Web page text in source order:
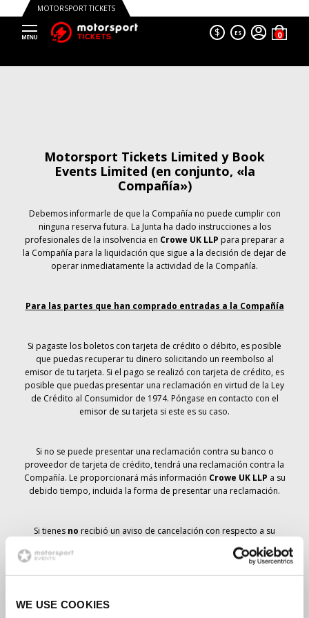
WE USE COOKIES
MOTORSPORT TICKETS
$ ES
Motorsport Tickets Limited y Book
Events Limited (en conjunto, «la
Compañía»)
Debemos informarle de que la Compañía no puede cumplir con
ninguna reserva futura. La Junta ha dado instrucciones a los
profesionales de la insolvencia en Crowe UK LLP para preparar a
la Compañía para la liquidación que sigue a la decisión de dejar de
operar inmediatamente la actividad de la Compañía.
Para las partes que han comprado entradas a la Compañía
Si pagaste los boletos con tarjeta de crédito o débito, es posible
que puedas recuperar tu dinero solicitando un reembolso al
emisor de tu tarjeta. Si el pago se realizó con tarjeta de crédito, es
posible que puedas presentar una reclamación en virtud de la Ley
de Crédito al Consumidor de 1974. Póngase en contacto con el
emisor de su tarjeta si este es su caso.
Si no se puede presentar una reclamación contra su banco o
proveedor de tarjeta de crédito, tendrá una reclamación contra la
Compañía. Le proporcionará más información Crowe UK LLP a su
debido tiempo, incluida la forma de presentar una reclamación.
Si tienes no recibió un aviso de cancelación con respecto a su
pedido de entradas, su reserva no se ha cancelado y se prevé que
recibirá las entradas que ha pedido a su debido tiempo. La